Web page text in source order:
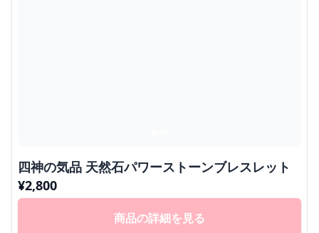
四神の気品 天然石パワーストーンブレスレット
¥2,800
商品の詳細を見る